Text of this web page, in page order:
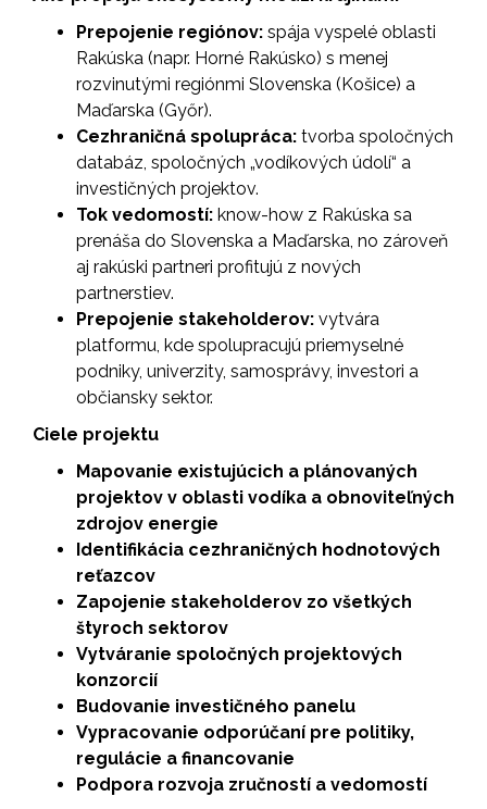
Prepojenie regiónov: spája vyspelé oblasti
Rakúska (napr. Horné Rakúsko) s menej
rozvinutými regiónmi Slovenska (Košice) a
Maďarska (Győr).
Cezhraničná spolupráca: tvorba spoločných
databáz, spoločných „vodíkových údolí“ a
investičných projektov.
Tok vedomostí: know-how z Rakúska sa
prenáša do Slovenska a Maďarska, no zároveň
aj rakúski partneri profitujú z nových
partnerstiev.
Prepojenie stakeholderov: vytvára
platformu, kde spolupracujú priemyselné
podniky, univerzity, samosprávy, investori a
občiansky sektor.
Ciele projektu
Mapovanie existujúcich a plánovaných
projektov v oblasti vodíka a obnoviteľných
zdrojov energie
Identifikácia cezhraničných hodnotových
reťazcov
Zapojenie stakeholderov zo všetkých
štyroch sektorov
Vytváranie spoločných projektových
konzorcií
Budovanie investičného panelu
Vypracovanie odporúčaní pre politiky,
regulácie a financovanie
Podpora rozvoja zručností a vedomostí